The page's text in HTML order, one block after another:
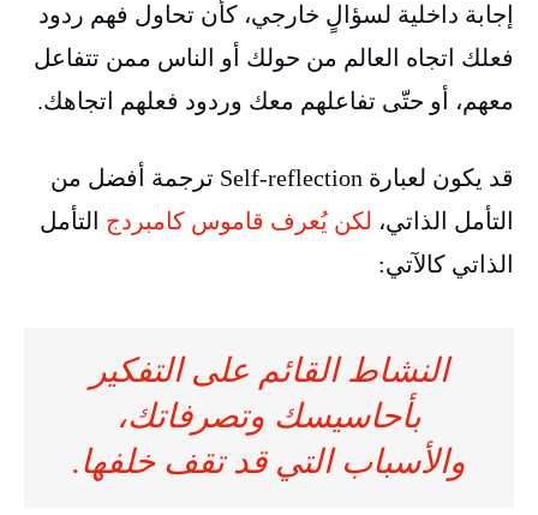
إجابة داخلية لسؤالٍ خارجي، كأن تحاول فهم ردود
فعلك اتجاه العالم من حولك أو الناس ممن تتفاعل
معهم، أو حتّى تفاعلهم معك وردود فعلهم اتجاهك.
قد يكون لعبارة Self-reflection ترجمة أفضل من
التأمل الذاتي، لكن يُعرف قاموس كامبردج التأمل
الذاتي كالآتي:
النشاط القائم على التفكير
بأحاسيسك وتصرفاتك،
والأسباب التي قد تقف خلفها.